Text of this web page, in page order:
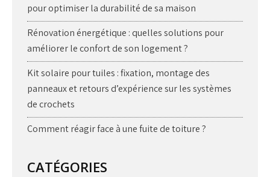
pour optimiser la durabilité de sa maison
Rénovation énergétique : quelles solutions pour
améliorer le confort de son logement ?
Kit solaire pour tuiles : fixation, montage des
panneaux et retours d’expérience sur les systèmes
de crochets
Comment réagir face à une fuite de toiture ?
CATÉGORIES